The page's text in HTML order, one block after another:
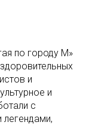
по городу М»
и
и
с